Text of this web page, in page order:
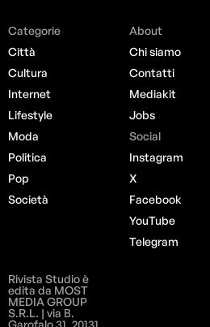
Categorie
Città
Cultura
Internet
Lifestyle
Moda
Politica
Pop
Società
About
Chi siamo
Contatti
Mediakit
Jobs
Social
Instagram
X
Facebook
YouTube
Telegram
Rivista Studio è
edita da MOST
MEDIA GROUP
S.R.L. | via B.
Garofalo 31, 20131